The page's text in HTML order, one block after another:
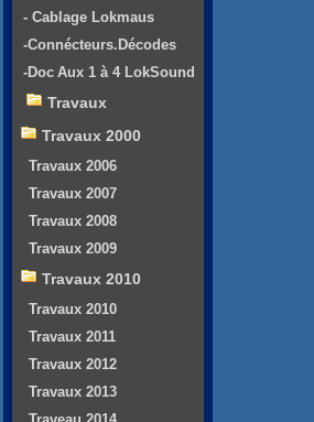
- Cablage Lokmaus
-Connécteurs.Décodes
-Doc Aux 1 à 4 LokSound
Travaux
Travaux 2000
Travaux 2006
Travaux 2007
Travaux 2008
Travaux 2009
Travaux 2010
Travaux 2010
Travaux 2011
Travaux 2012
Travaux 2013